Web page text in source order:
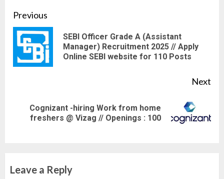
Continue
Reading
Previous
SEBI Officer Grade A (Assistant
Manager) Recruitment 2025 // Apply
Online SEBI website for 110 Posts
Next
Next
post:
Cognizant -hiring Work from home
freshers @ Vizag // Openings : 100
Leave a Reply